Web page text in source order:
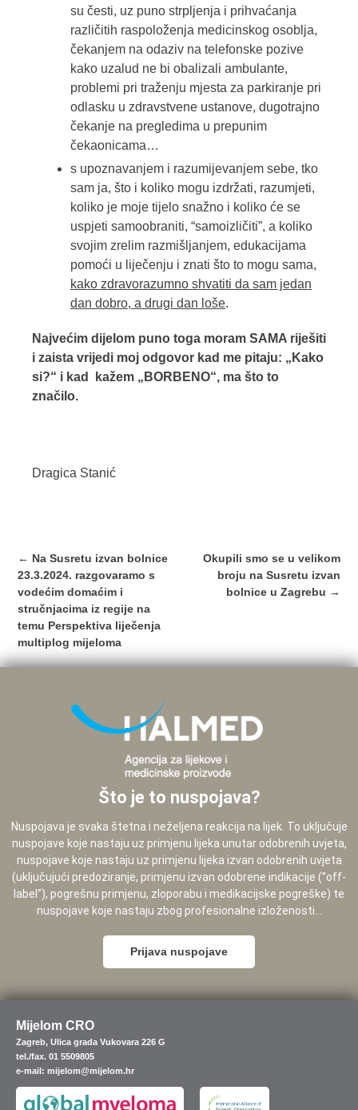
su česti, uz puno strpljenja i prihvaćanja
različitih raspoloženja medicinskog osoblja,
čekanjem na odaziv na telefonske pozive
kako uzalud ne bi obalizali ambulante,
problemi pri traženju mjesta za parkiranje pri
odlasku u zdravstvene ustanove, dugotrajno
čekanje na pregledima u prepunim
čekaonicama…
s upoznavanjem i razumijevanjem sebe, tko
sam ja, što i koliko mogu izdržati, razumjeti,
koliko je moje tijelo snažno i koliko će se
uspjeti samoobraniti, “samoizličiti”, a koliko
svojim zrelim razmišljanjem, edukacijama
pomoći u liječenju i znati što to mogu sama,
kako zdravorazumno shvatiti da sam jedan
dan dobro, a drugi dan loše.
Najvećim dijelom puno toga moram SAMA riješiti
i zaista vrijedi moj odgovor kad me pitaju: „Kako
si?“ i kad kažem „BORBENO“, ma što to
značilo.
Dragica Stanić
Post
navigation
← Na Susretu izvan bolnice
23.3.2024. razgovaramo s
vodećim domaćim i
stručnjacima iz regije na
temu Perspektiva liječenja
multiplog mijeloma
Okupili smo se u velikom
broju na Susretu izvan
bolnice u Zagrebu →
Što je to nuspojava?
Nuspojava je svaka štetna i neželjena reakcija na lijek. To uključuje
nuspojave koje nastaju uz primjenu lijeka unutar odobrenih uvjeta,
nuspojave koje nastaju uz primjenu lijeka izvan odobrenih uvjeta
(uključujući predoziranje, primjenu izvan odobrene indikacije (”off-
label”), pogrešnu primjenu, zloporabu i medikacijske pogreške) te
nuspojave koje nastaju zbog profesionalne izloženosti...
Prijava nuspojave
Mijelom CRO
Zagreb, Ulica grada Vukovara 226 G
tel./fax. 01 5509805
e-mail: mijelom@mijelom.hr